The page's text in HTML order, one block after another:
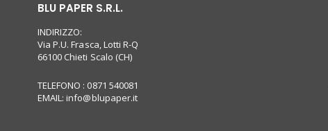
BLU PAPER S.R.L.
INDIRIZZO:
Via P.U. Frasca, Lotti R-Q
66100 Chieti Scalo (CH)
TELEFONO : 0871 540081
EMAIL:info@blupaper.it